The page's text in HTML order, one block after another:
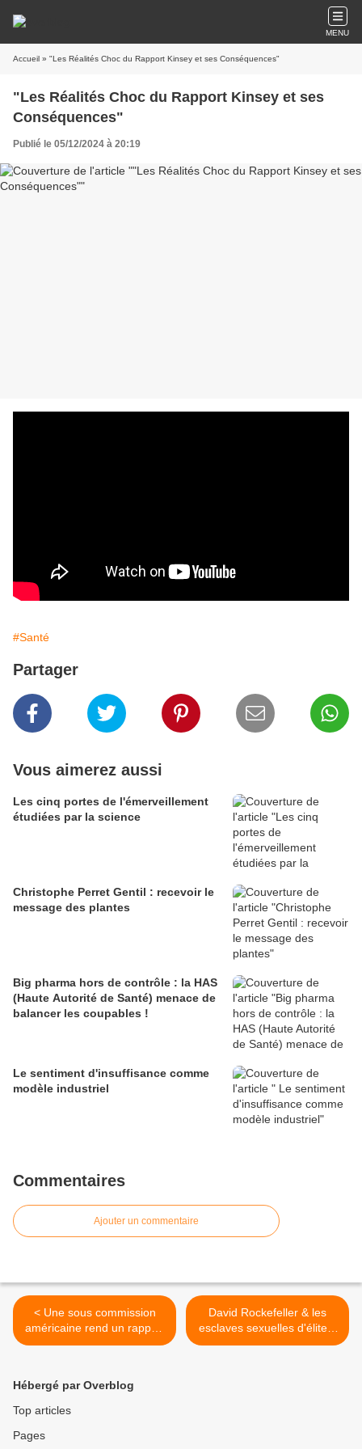
MENU
Accueil » "Les Réalités Choc du Rapport Kinsey et ses Conséquences"
"Les Réalités Choc du Rapport Kinsey et ses
Conséquences"
Publié le 05/12/2024 à 20:19
#Santé
Partager
Vous aimerez aussi
Les cinq portes de l'émerveillement
étudiées par la science
Christophe Perret Gentil : recevoir le
message des plantes
Big pharma hors de contrôle : la HAS
(Haute Autorité de Santé) menace de
balancer les coupables !
Le sentiment d'insuffisance comme
modèle industriel
Commentaires
Ajouter un commentaire
< Une sous commission
américaine rend un rapport
incendiaire sur la gestion de
David Rockefeller & les
esclaves sexuelles d'élite ~
Anneke Lucas >
Hébergé par Overblog
Top articles
Pages